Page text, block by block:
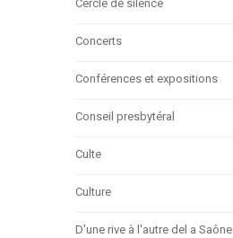
Cercle de silence
Concerts
Conférences et expositions
Conseil presbytéral
Culte
Culture
D'une rive à l'autre del a Saône